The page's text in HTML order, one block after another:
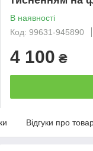
В наявності
Код: 99631-945890
4 100 ₴
Відгуки про